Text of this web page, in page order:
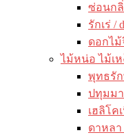
ซ่อนกลิ่
รักเร่ /
ดอกไม้
ไม้หน่อ ไม้เห
พุทธรัก
ปทุมมา
เฮลิโค
ดาหลา